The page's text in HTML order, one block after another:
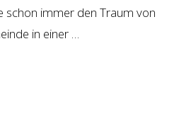
schon immer den Traum von
in einer …